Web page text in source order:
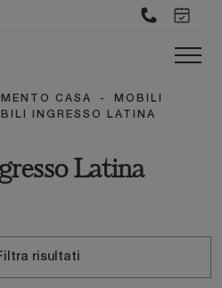
CASA -
MOBILI
INGRESSO LATINA
Latina
risultati